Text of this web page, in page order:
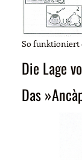
So funktioniert
Die Lage
Das